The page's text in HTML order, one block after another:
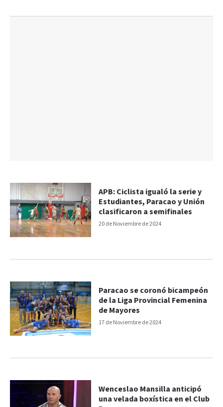
20 de Noviembre de 2024
APB: Ciclista igualó la serie y
Estudiantes, Paracao y Unión
clasificaron a semifinales
17 de Noviembre de 2024
Paracao se coronó bicampeón
de la Liga Provincial Femenina
de Mayores
Wenceslao Mansilla anticipó
una velada boxística en el Club